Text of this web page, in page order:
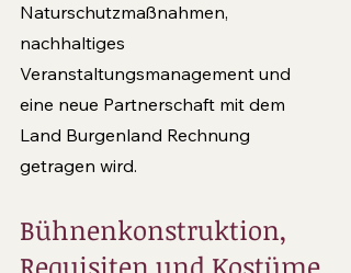
Naturschutzmaßnahmen,
nachhaltiges
Veranstaltungsmanagement und
eine neue Partnerschaft mit dem
Land Burgenland Rechnung
getragen wird.
Bühnenkonstruktion,